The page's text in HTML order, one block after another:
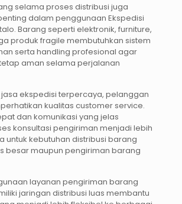
selama proses distribusi juga
dalam penggunaan Ekspedisi
Barang seperti elektronik, furniture,
produk fragile membutuhkan sistem
serta handling profesional agar
aman selama perjalanan
ekspedisi terpercaya, pelanggan
kualitas customer service.
dan komunikasi yang jelas
konsultasi pengiriman menjadi lebih
untuk kebutuhan distribusi barang
besar maupun pengiriman barang
layanan pengiriman barang
jaringan distribusi luas membantu